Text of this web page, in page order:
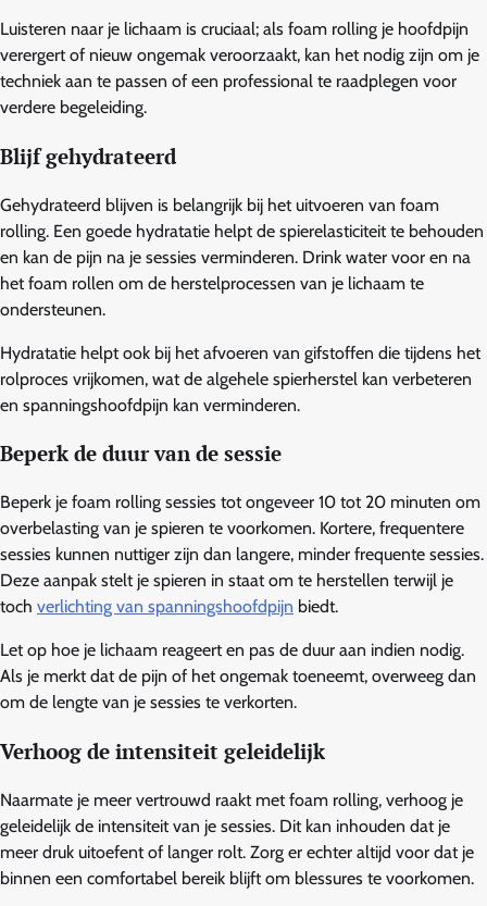
Luisteren naar je lichaam is cruciaal; als foam rolling je hoofdpijn
verergert of nieuw ongemak veroorzaakt, kan het nodig zijn om je
techniek aan te passen of een professional te raadplegen voor
verdere begeleiding.
Blijf gehydrateerd
Gehydrateerd blijven is belangrijk bij het uitvoeren van foam
rolling. Een goede hydratatie helpt de spierelasticiteit te behouden
en kan de pijn na je sessies verminderen. Drink water voor en na
het foam rollen om de herstelprocessen van je lichaam te
ondersteunen.
Hydratatie helpt ook bij het afvoeren van gifstoffen die tijdens het
rolproces vrijkomen, wat de algehele spierherstel kan verbeteren
en spanningshoofdpijn kan verminderen.
Beperk de duur van de sessie
Beperk je foam rolling sessies tot ongeveer 10 tot 20 minuten om
overbelasting van je spieren te voorkomen. Kortere, frequentere
sessies kunnen nuttiger zijn dan langere, minder frequente sessies.
Deze aanpak stelt je spieren in staat om te herstellen terwijl je
toch verlichting van spanningshoofdpijn biedt.
Let op hoe je lichaam reageert en pas de duur aan indien nodig.
Als je merkt dat de pijn of het ongemak toeneemt, overweeg dan
om de lengte van je sessies te verkorten.
Verhoog de intensiteit geleidelijk
Naarmate je meer vertrouwd raakt met foam rolling, verhoog je
geleidelijk de intensiteit van je sessies. Dit kan inhouden dat je
meer druk uitoefent of langer rolt. Zorg er echter altijd voor dat je
binnen een comfortabel bereik blijft om blessures te voorkomen.